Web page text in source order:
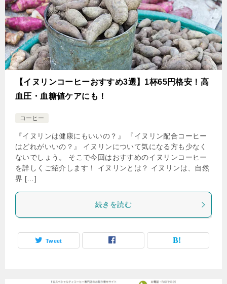
【イヌリンコーヒーおすすめ3選】1杯65円格安！高
血圧・血糖値ケアにも！
コーヒー
『イヌリンは健康にもいいの？』 『イヌリン配合コーヒー
はどれがいいの？』 イヌリンについて気になる方も少なく
ないでしょう。 そこで今回はおすすめのイヌリンコーヒー
を詳しくご紹介します！ イヌリンとは？ イヌリンは、自然
界 […]
続きを読む
Tweet